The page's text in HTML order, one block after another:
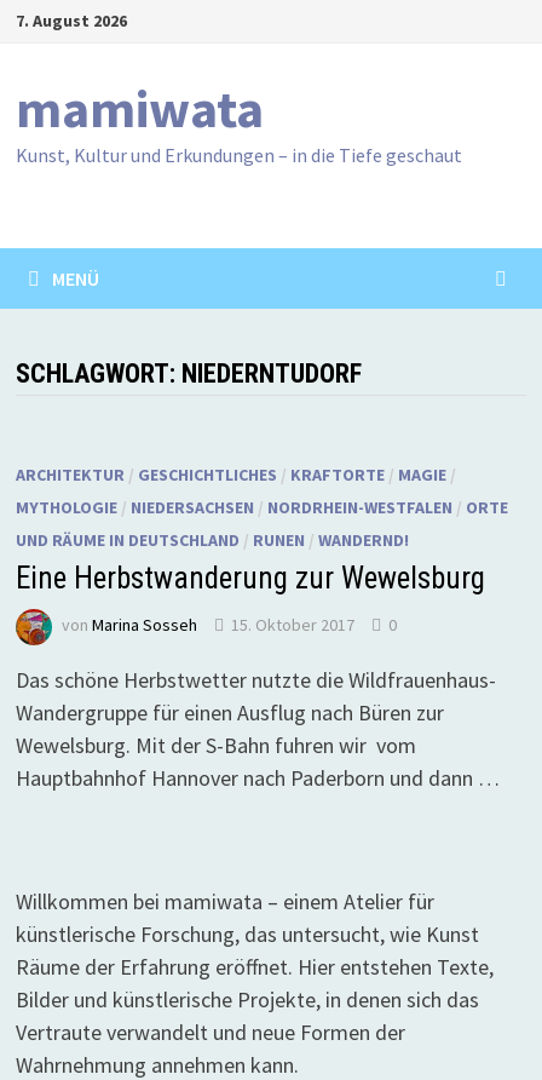
Zum7. August 2026
mamiwata
Kunst, Kultur und Erkundungen – in die Tiefe geschaut
MENÜ
SCHLAGWORT: NIEDERNTUDORF
ARCHITEKTUR / GESCHICHTLICHES / KRAFTORTE/ MAGIE/
MYTHOLOGIE/ NIEDERSACHSEN / NORDRHEIN-WESTFALEN / ORTE
UND RÄUME IN DEUTSCHLAND / RUNEN / WANDERND!
Eine Herbstwanderung zur Wewelsburg
von Marina Sosseh 15. Oktober 2017 0
Das schöne Herbstwetter nutzte die Wildfrauenhaus-
Wandergruppe für einen Ausflug nach Büren zur
Wewelsburg. Mit der S-Bahn fuhren wir vom
Hauptbahnhof Hannover nach Paderborn und dann …
Willkommen bei mamiwata – einem Atelier für
künstlerische Forschung, das untersucht, wie Kunst
Räume der Erfahrung eröffnet. Hier entstehen Texte,
Bilder und künstlerische Projekte, in denen sich das
Vertraute verwandelt und neue Formen der
Wahrnehmung annehmen kann.